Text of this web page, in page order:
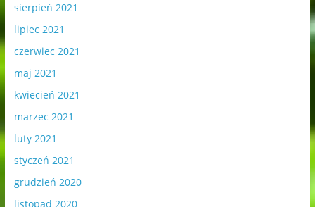
sierpień 2021
lipiec 2021
czerwiec 2021
maj 2021
kwiecień 2021
marzec 2021
luty 2021
styczeń 2021
grudzień 2020
listopad 2020